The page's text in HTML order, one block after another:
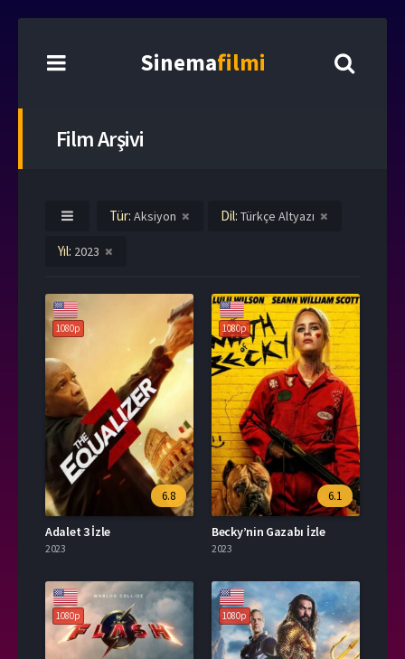
Sinemafilmi
Film Arşivi
Tür: Aksiyon Dil: Türkçe Altyazı
Yıl: 2023
1080p
6.8
Adalet 3 İzle
2023
1080p
6.1
Becky’nin Gazabı İzle
2023
1080p 1080p